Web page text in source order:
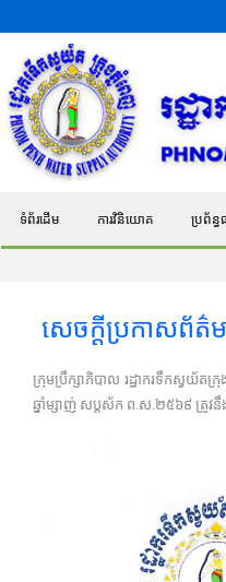
ទំព័រដើម ការវិនិយោគ ប្រព័ន្
សេចក្តីប្រកាសព័ត៌
ក្រុមប្រឹក្សាភិបាល រដ្ឋាករទឹកស្វយ័ត
ឆ្នាំម្សាញ់ សប្តស័ក ព.ស.២៥៦៩ ត្រូវនឹ